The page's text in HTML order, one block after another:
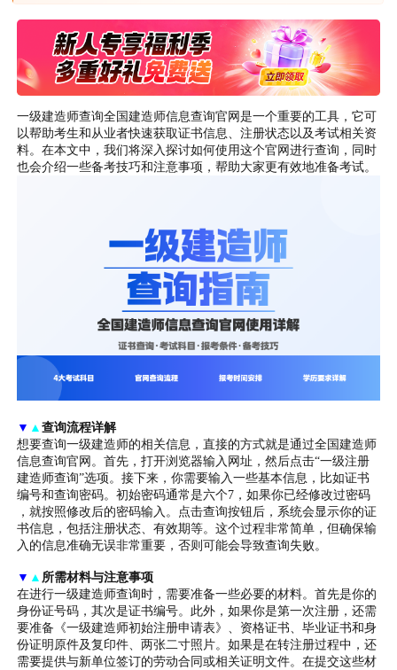
一级建造师查询全国建造师信息查询官网是一个重要的工具，它可
以帮助考生和从业者快速获取证书信息、注册状态以及考试相关资
料。在本文中，我们将深入探讨如何使用这个官网进行查询，同时
也会介绍一些备考技巧和注意事项，帮助大家更有效地准备考试。
▼ ▲查询流程详解
想要查询一级建造师的相关信息，直接的方式就是通过全国建造师
信息查询官网。首先，打开浏览器输入网址，然后点击“一级注册
建造师查询”选项。接下来，你需要输入一些基本信息，比如证书
编号和查询密码。初始密码通常是六个7，如果你已经修改过密码
，就按照修改后的密码输入。点击查询按钮后，系统会显示你的证
书信息，包括注册状态、有效期等。这个过程非常简单，但确保输
入的信息准确无误非常重要，否则可能会导致查询失败。
▼ ▲ 所需材料与注意事项
在进行一级建造师查询时，需要准备一些必要的材料。首先是你的
身份证号码，其次是证书编号。此外，如果你是第一次注册，还需
要准备《一级建造师初始注册申请表》、资格证书、毕业证书和身
份证明原件及复印件、两张二寸照片。如果是在转注册过程中，还
需要提供与新单位签订的劳动合同或相关证明文件。在提交这些材